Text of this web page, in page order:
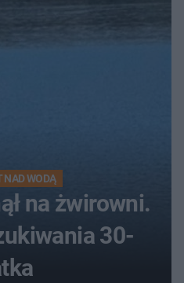
NAD WODĄ
na żwirowni.
30-